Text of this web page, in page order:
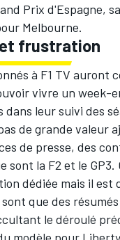
Prix d'Espagne,
Melbourne.
frustration
à F1 TV auront
vivre un week-
leur suivi des
de grande valeur
de presse, des
sont la F2 et le
dédiée mais il
que des
le déroulé